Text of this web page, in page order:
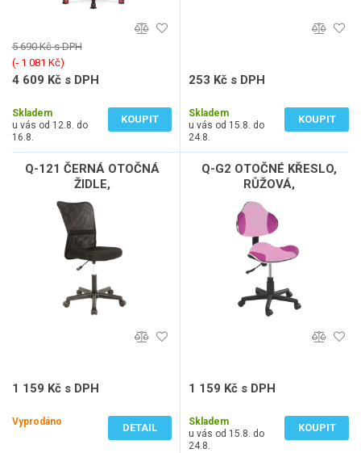
5 690 Kč s DPH
(‐ 1 081 Kč)
4 609 Kč s DPH
Skladem
u vás od 12.8. do
16.8.
KOUPIT
253 Kč s DPH
Skladem
u vás od 15.8. do
24.8.
KOUPIT
Q-121 ČERNÁ OTOČNÁ
ŽIDLE,
1 159 Kč s DPH
Vyprodáno
DETAIL
Q-G2 OTOČNÉ KŘESLO,
RŮŽOVÁ,
1 159 Kč s DPH
Skladem
u vás od 15.8. do
24.8.
KOUPIT